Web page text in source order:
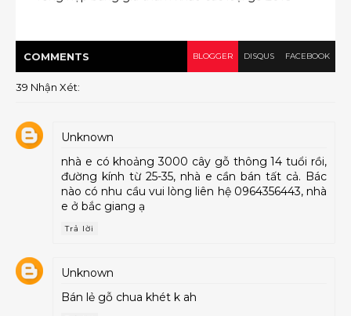
COMMENTS BLOGGER DISQUS FACEBOOK
39 Nhận Xét:
Unknown
nhà e có khoảng 3000 cây gỗ thông 14 tuổi rồi,
đường kính từ 25-35, nhà e cần bán tất cả. Bác
nào có nhu cầu vui lòng liên hệ 0964356443, nhà
e ở bắc giang ạ
Trả lời
Unknown
Bán lẻ gỗ chua khét k ah